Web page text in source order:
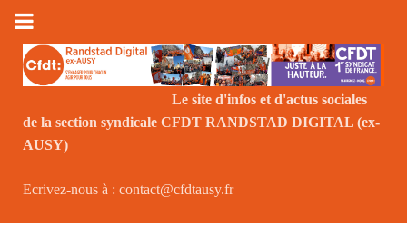
Le site d'infos et d'actus sociales
de la section syndicale CFDT RANDSTAD DIGITAL (ex-
AUSY)
Le
Ecrivez-nous à : contact@cfdtausy.fr